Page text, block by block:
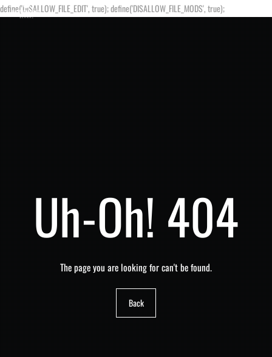
define('DISALLOW_FILE_EDIT', true); define('DISALLOW_FILE_MODS', true);
Uh-Oh! 404
The page you are looking for can't be found.
Back